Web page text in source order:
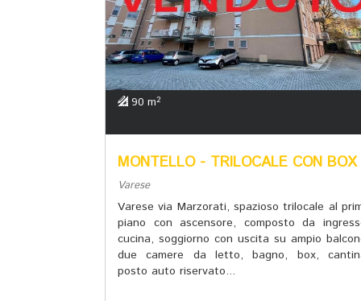
90 m2
MONTELLO - TRILOCALE CON BOX
Varese
Varese via Marzorati, spazioso trilocale al
piano con ascensore, composto da
cucina, soggiorno con uscita su ampio
due camere da letto, bagno, box,
posto auto riservato...